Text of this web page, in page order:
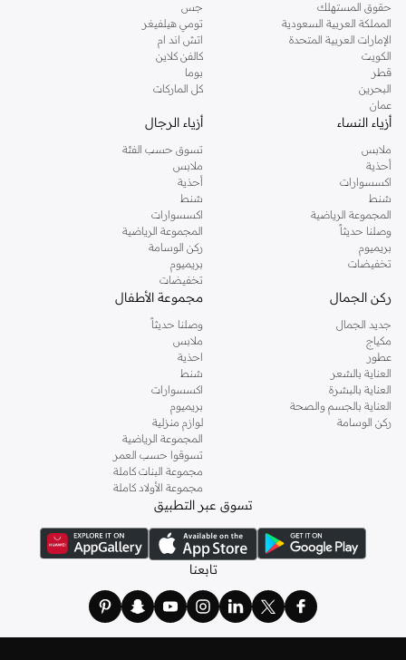
حقوق المستهلك
المملكة العربية السعودية
الإمارات العربية المتحدة
الكويت
قطر
البحرين
عمان
جس
تومي هيلفيغر
اتش اند ام
كالفن كلاين
بوما
كل الماركات
أزياء النساء
ملابس
أحذية
اكسسوارات
شنط
المجموعة الرياضية
وصلنا حديثاً
بريميوم
تخفيضات
أزياء الرجال
تسوق حسب الفئة
ملابس
أحذية
شنط
اكسسوارات
المجموعة الرياضية
ركن الوسامة
بريميوم
تخفيضات
ركن الجمال
جديد الجمال
مكياج
عطور
العناية بالشعر
العناية بالبشرة
العناية بالجسم والصحة
ركن الوسامة
مجموعة الأطفال
وصلنا حديثاً
ملابس
احذية
شنط
اكسسوارات
بريميوم
لوازم منزلية
المجموعة الرياضية
تسوقوا حسب العمر
مجموعة البنات كاملة
مجموعة الأولاد كاملة
تسوق عبر التطبيق
تابعنا